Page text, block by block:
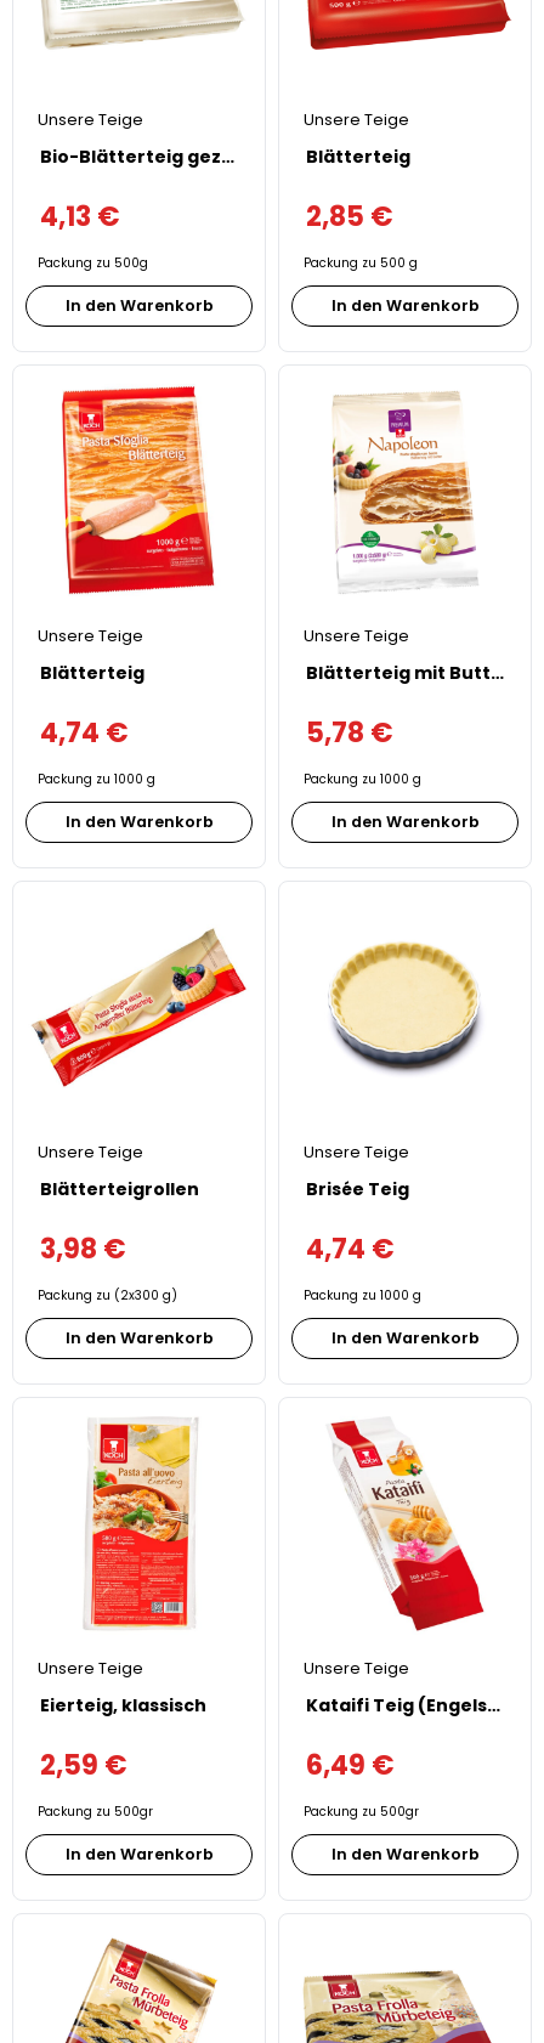
Unsere Teige
Bio-Blätterteig gezogen
4,13 €
Packung zu 500g
In den Warenkorb
Unsere Teige
Blätterteig
2,85 €
Packung zu 500 g
In den Warenkorb
Unsere Teige
Blätterteig
4,74 €
Packung zu 1000 g
In den Warenkorb
Unsere Teige
Blätterteig mit Butter
5,78 €
Packung zu 1000 g
In den Warenkorb
Unsere Teige
Blätterteigrollen
3,98 €
Packung zu (2x300 g)
In den Warenkorb
Unsere Teige
Brisée Teig
4,74 €
Packung zu 1000 g
In den Warenkorb
Unsere Teige
Eierteig, klassisch
2,59 €
Packung zu 500gr
In den Warenkorb
Unsere Teige
Kataifi Teig (Engelshaar)
6,49 €
Packung zu 500gr
In den Warenkorb